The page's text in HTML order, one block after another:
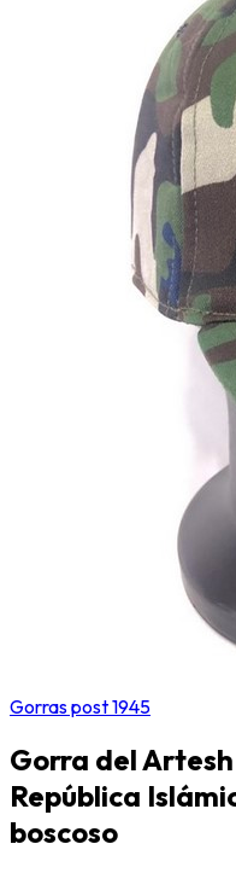
Gorras post 1945
Gorra del
República
boscoso